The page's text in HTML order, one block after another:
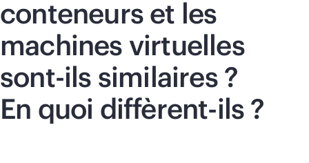
conteneurs et les
machines virtuelles
sont-ils similaires ?
En quoi diffèrent-ils ?